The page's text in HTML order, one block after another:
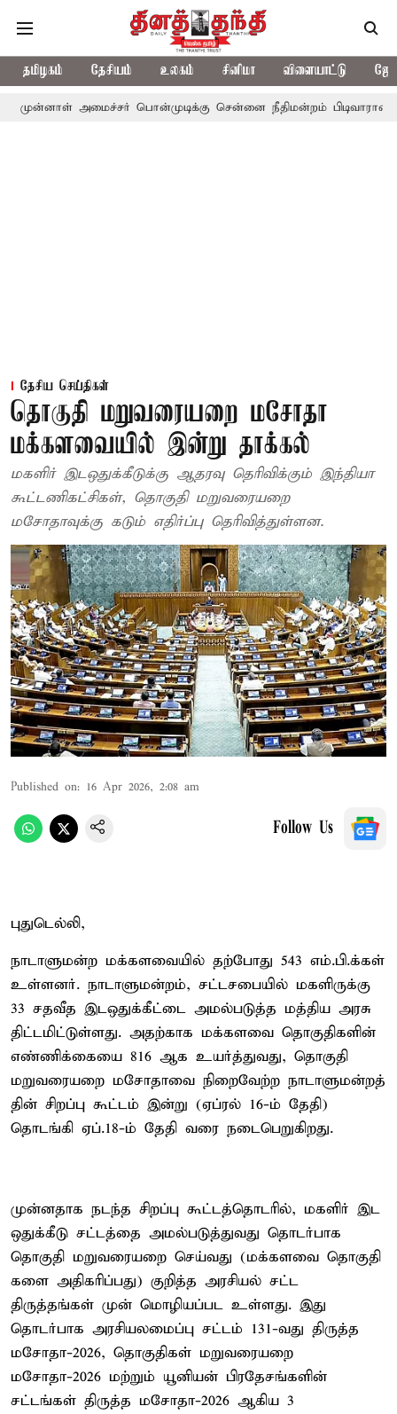
தமிழகம் தேசியம் உலகம் சினிமா விளையாட்டு
பொன்முடிக்கு சென்னை நீதிமன்றம் பிடிவாராண்ட்
தேசிய செய்திகள்
தொகுதி மறுவரையறை மசோதா
மக்களவையில் இன்று தாக்கல்
மகளிர் இடஒதுக்​கீடுக்கு ஆதரவு தெரிவிக்​கும் இந்தியா
கூட்​ட​ணிகட்​சிகள், தொகுதி மறு​வரையறை
மசோதாவுக்கு கடும் எதிர்ப்பு தெரி​வித்​துள்​ளன.
Published on: 16 Apr 2026, 2:08 am
Follow Us
புதுடெல்லி,
நாடாளு​மன்ற மக்​களவை​யில் தற்​போது 543 எம்​.பி.க்​கள்
உள்ளனர். நாடாளு​மன்​றம், சட்​டசபையில் மகளிருக்கு
33 சதவீத இடஒதுக்​கீட்டை அமல்​படுத்த மத்​திய அரசு
திட்டமிட்டுள்ளது. அதற்​காக மக்​கள​வை தொகு​தி​களின்
எண்ணிக்​கையை 816 ஆக உயர்த்துவது, தொகுதி
மறுவரையறை மசோ​தாவை நிறைவேற்ற நாடாளு​மன்​றத்​
தின் சிறப்​பு கூட்​டம் இன்று (ஏப்​ரல் 16-ம் தேதி)
தொடங்கி ஏப்​.18-ம் தேதி வரை நடை​பெறுகிறது.
முன்னதாக நடந்த சிறப்பு கூட்டத்தொடரில், மகளிர் இட
ஒதுக்கீடு சட்டத்தை அமல்படுத்துவது தொடர்பாக
தொகுதி மறுவரையறை செய்வது (மக்களவை தொகுதி
களை அதிகரிப்பது) குறித்த அரசியல் சட்ட
திருத்தங்கள் முன் மொழியப்பட உள்ளது. இது
தொடர்பாக அரசியலமைப்பு சட்டம் 131-வது திருத்த
மசோதா-2026, தொகுதிகள் மறுவரையறை
மசோதா-2026 மற்றும் யூனியன் பிரதேசங்களின்
சட்டங்கள் திருத்த மசோதா-2026 ஆகிய 3